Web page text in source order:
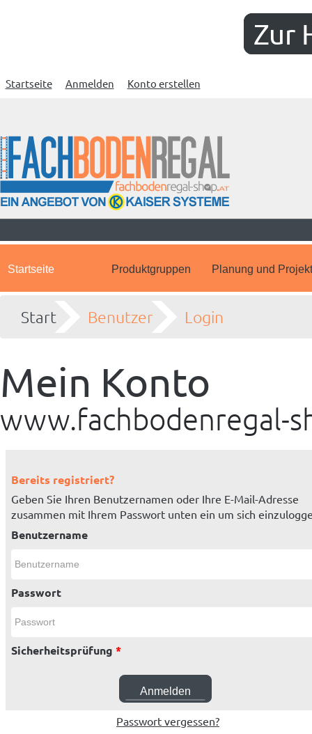
Zur
Startseite Anmelden Konto erstellen
Startseite Produktgruppen Planung und
Start Benutzer Login
Mein Konto
www.fachbodenregal-
Bereits registriert?
Geben Sie Ihren Benutzernamen oder Ihre E-Mail-Adresse
zusammen mit Ihrem Passwort unten ein um sich
Benutzername
Passwort
Sicherheitsprüfung *
Passwort vergessen?